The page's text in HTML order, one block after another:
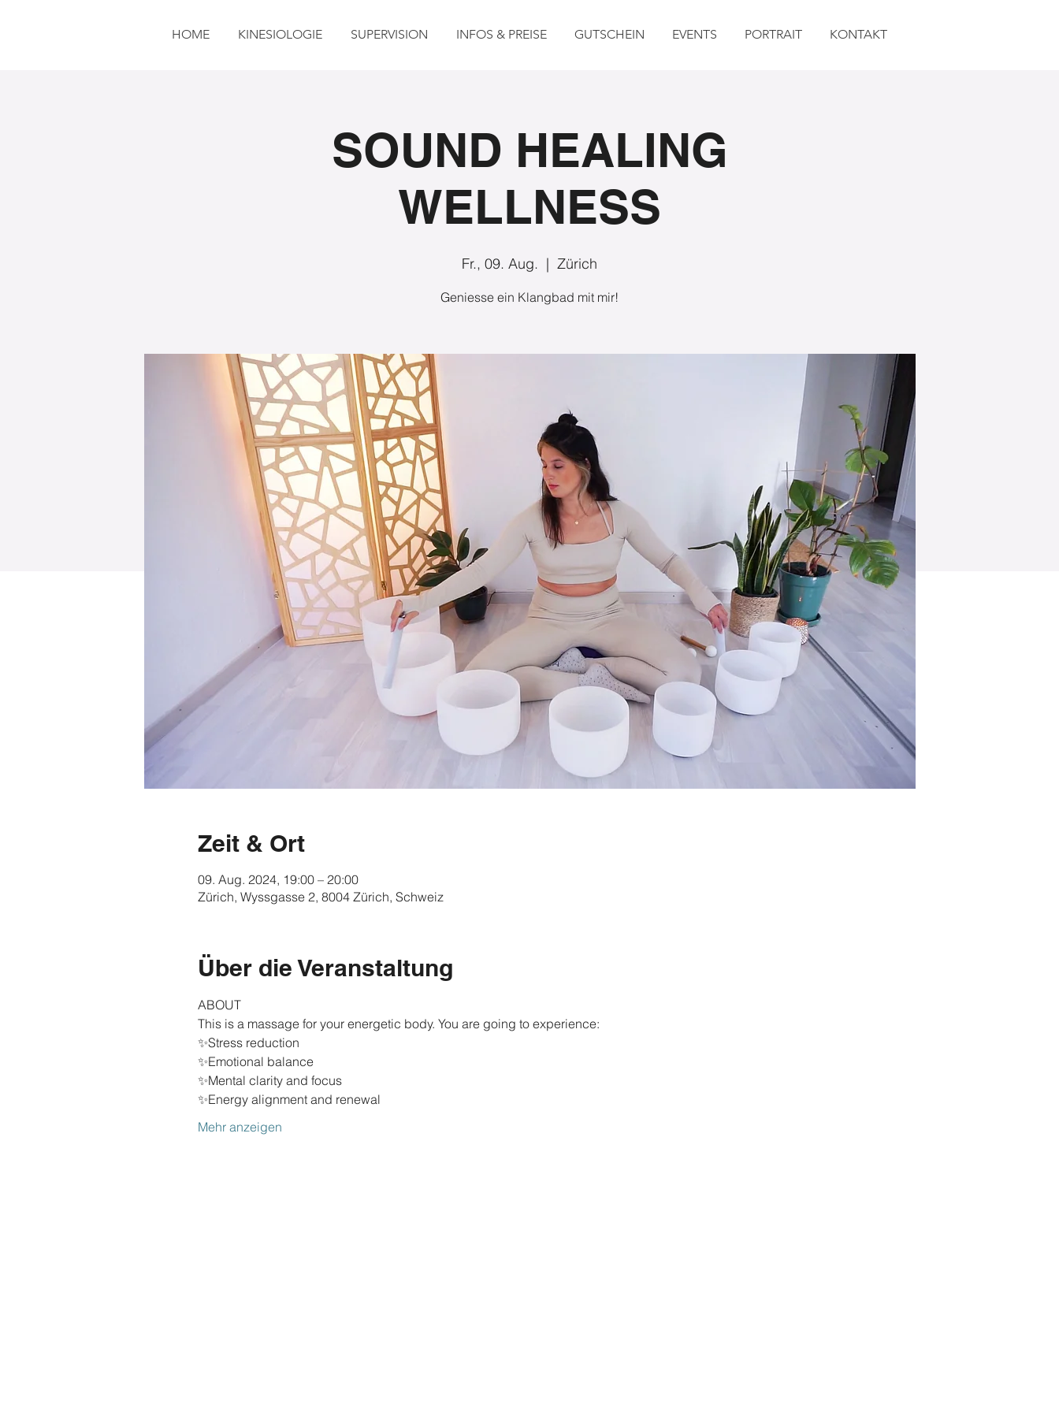
HOME KINESIOLOGIE SUPERVISION INFOS & PREISE GUTSCHEIN EVENTS PORTRAIT KONTAKT
SOUND HEALING
WELLNESS
Fr., 09. Aug.
  |
Zürich
Geniesse ein Klangbad mit mir!
Zeit & Ort
09. Aug. 2024, 19:00 – 20:00
Zürich, Wyssgasse 2, 8004 Zürich, Schweiz
Über die Veranstaltung
ABOUT
This is a massage for your energetic body. You are going to experience:
✨Stress reduction
✨Emotional balance
✨Mental clarity and focus
✨Energy alignment and renewal
Mehr anzeigen